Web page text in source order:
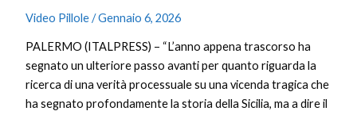
Video Pillole/Gennaio 6, 2026
PALERMO (ITALPRESS) – “L’anno appena trascorso ha
segnato un ulteriore passo avanti per quanto riguarda la
ricerca di una verità processuale su una vicenda tragica che
ha segnato profondamente la storia della Sicilia, ma a dire il